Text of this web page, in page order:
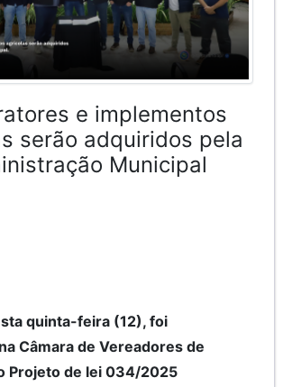
e implementos
serão adquiridos pela
Municipal
quinta-feira (12), foi
Câmara de Vereadores de
Projeto de lei 034/2025